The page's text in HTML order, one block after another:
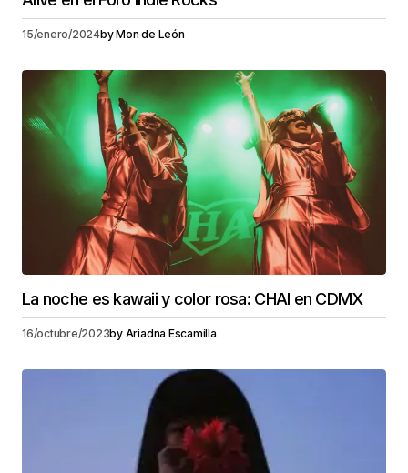
15/enero/2024byMon de León
La noche es kawaii y color rosa: CHAI en CDMX
16/octubre/2023by Ariadna Escamilla